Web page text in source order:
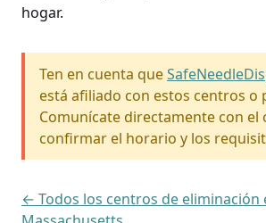
hogar.
Ten en cuenta que
está afiliado con estos centros o
Comunícate directamente con el
confirmar el horario y los
← Todos los centros de eliminación